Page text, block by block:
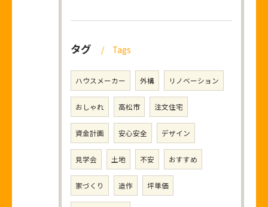
タグ Tags
ハウスメーカー 外構 リノベーション
おしゃれ 高松市 注文住宅
資金計画 安心安全 デザイン
見学会 土地 不安 おすすめ
家づくり 造作 坪単価